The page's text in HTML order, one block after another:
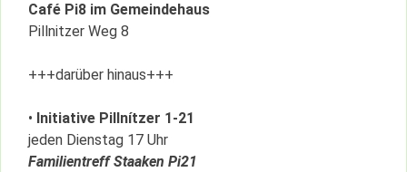
Café Pi8 im Gemeindehaus
Pillnitzer Weg 8
+++darüber hinaus+++
• Initiative Pillnítzer 1-21
jeden Dienstag 17 Uhr
Familientreff Staaken Pi21